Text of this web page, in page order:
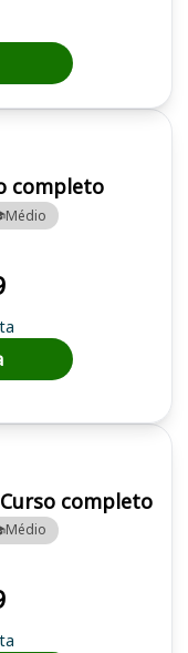
completo
Médio
completo
Médio